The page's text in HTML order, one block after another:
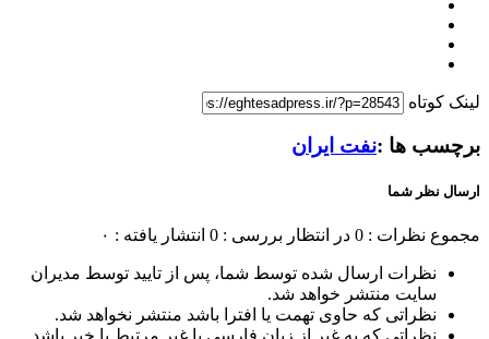
لینک کوتاه
برچسب ها :نفت ایران
ارسال نظر شما
مجموع نظرات : 0 در انتظار بررسی : 0 انتشار یافته : ۰
نظرات ارسال شده توسط شما، پس از تایید توسط مدیران
سایت منتشر خواهد شد.
نظراتی که حاوی تهمت یا افترا باشد منتشر نخواهد شد.
نظراتی که به غیر از زبان فارسی یا غیر مرتبط با خبر باشد